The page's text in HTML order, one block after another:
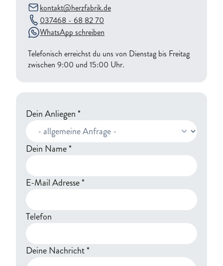
kontakt@herzfabrik.de
037468 - 68 82 70
WhatsApp schreiben
Telefonisch erreichst du uns von Dienstag bis Freitag
zwischen 9:00 und 15:00 Uhr.
Dein Anliegen*
Dein Name*
E-Mail Adresse*
Telefon
Deine Nachricht*